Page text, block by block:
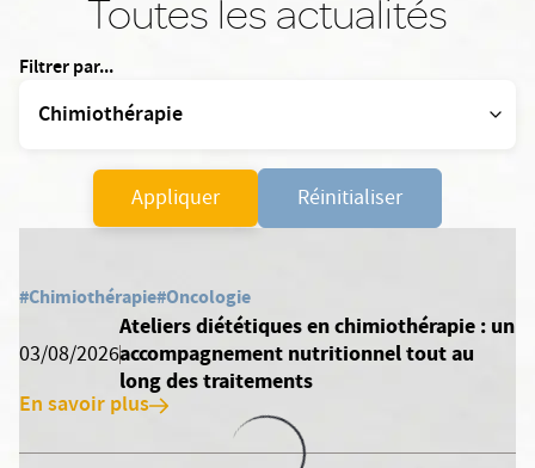
Toutes les actualités
Filtrer par...
Appliquer Réinitialiser
#Chimiothérapie#Oncologie
03/08/2026
Ateliers diététiques en chimiothérapie : un
accompagnement nutritionnel tout au
long des traitements
En savoir plus